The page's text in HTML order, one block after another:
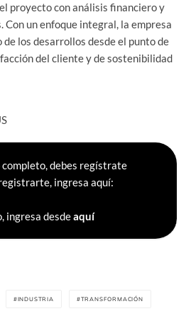
proyecto con análisis financiero y
un enfoque integral, la empresa
los desarrollos desde el punto de
del cliente y de sostenibilidad
debes regístrate
ingresa aquí:
ingresa desdeaquí
INDUSTRIA TRANSFORMACIÓN